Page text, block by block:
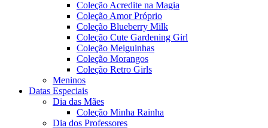
Coleção Acredite na Magia
Coleção Amor Próprio
Coleção Blueberry Milk
Coleção Cute Gardening Girl
Coleção Meiguinhas
Coleção Morangos
Coleção Retro Girls
Meninos
Datas Especiais
Dia das Mães
Coleção Minha Rainha
Dia dos Professores